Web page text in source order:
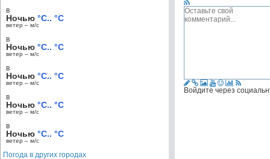
Войдите через
в
Ночью °C.. °C
ветер – м/c
в
Ночью °C.. °C
ветер – м/c
в
Ночью °C.. °C
ветер – м/c
в
Ночью °C.. °C
ветер – м/c
в
Ночью °C.. °C
ветер – м/c
Погода в других городах